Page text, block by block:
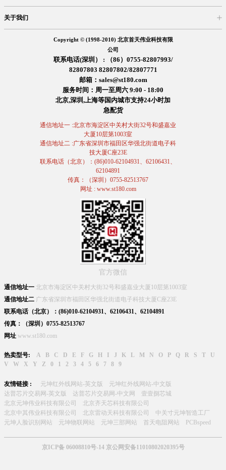
关于我们
Copyright © (1998-2010) 北京首天伟业科技有限
公司
联系电话(深圳） : （86）0755-82807993/
82807803 82807802/82807771
邮箱：sales@st180.com
服务时间：周一至周六 9:00 - 18:00
北京,深圳,上海等国内城市支持24小时加
急配货
通信地址一 :北京市海淀区中关村大街32号和盛嘉业
大厦10层第1003室
通信地址二 :广东省深圳市福田区华强北街道电子科
技大厦C座23E
联系电话（北京）：(86)010-62104931、62106431、
62104891
传真：（深圳）0755-82513767
网址 : www.st180.com
官方微信
通信地址一 北京市海淀区中关村大街32号和盛嘉业大厦10层第1003室
通信地址二 广东省深圳市福田区华强北街道电子科技大厦C座23E
联系电话（北京）：(86)010-62104931、62106431、62104891
传真：（深圳）0755-82513767
网址 www.st180.com
热卖型号: A B C D E F G H J K L M N O P Q R S T
U
V
W X Y Z 0 1 2 3 4 5 6 7 8 9
友情链接 : 元坤红外线网站-英文版
元坤红外线网站-中文版
达普芯片交易网-英文版
达普芯片交易网-中文网
壹壹捌芯城
北京元坤伟业科技有限公司
北京齐天芯科技有限公司
北京中其伟业科技有限公司
北京雷动天科技有限公司
中关寸元坤智造工厂
元坤人脸识别网站
元坤物联网站 元坤三部网站 首天电阻网站 PCBspeed
京ICP备 06008810号-14 京公网安备11010802020395号